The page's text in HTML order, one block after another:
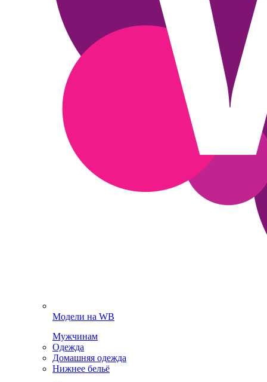
Модели на WB
Мужчинам
Одежда
Домашняя одежда
Нижнее бельё